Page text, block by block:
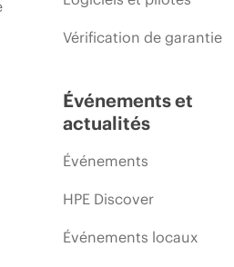
Vérification de garantie
Événements et
actualités
Événements
HPE Discover
Événements locaux